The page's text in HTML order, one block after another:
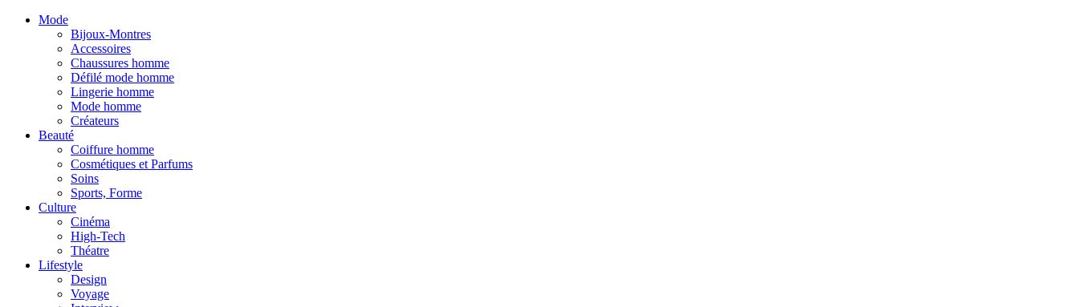
Mode
Bijoux-Montres
Accessoires
Chaussures homme
Défilé mode homme
Lingerie homme
Mode homme
Créateurs
Beauté
Coiffure homme
Cosmétiques et Parfums
Soins
Sports, Forme
Culture
Cinéma
High-Tech
Théatre
Lifestyle
Design
Voyage